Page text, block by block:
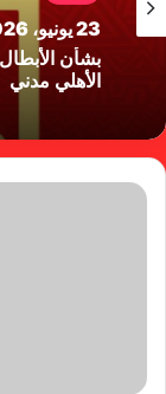
23 يونيو، 2026
بشأن
الأهلي مدني